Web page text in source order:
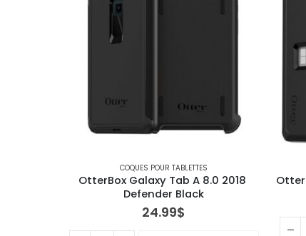
COQUES POUR TABLETTES
OtterBox Galaxy Tab A 8.0 2018
Defender Black
24.99$